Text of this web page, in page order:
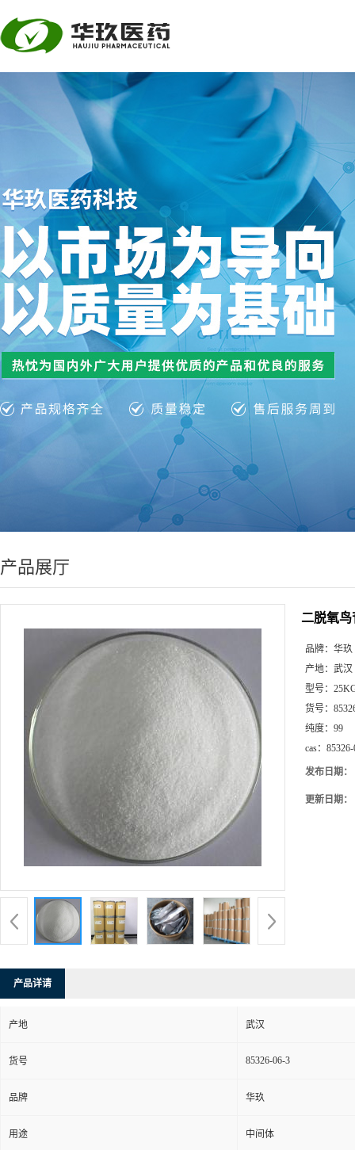
产品展厅
二脱氧鸟
品牌： 华玖
产地： 武汉
型号：
货号：
纯度： 99
cas：
发布日期：
更新日期：
产品详请
产地 武汉
货号 85326-06-3
品牌 华玖
用途 中间体